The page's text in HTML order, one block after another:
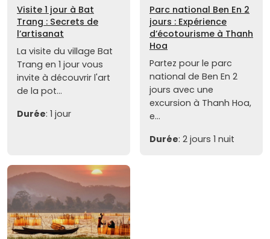
Visite 1 jour à Bat
Trang : Secrets de
l’artisanat
La visite du village Bat
Trang en 1 jour vous
invite à découvrir l'art
de la pot...
Durée: 1 jour
Parc national Ben En 2
jours : Expérience
d’écotourisme à Thanh
Hoa
Partez pour le parc
national de Ben En 2
jours avec une
excursion à Thanh Hoa,
e...
Durée: 2 jours 1 nuit